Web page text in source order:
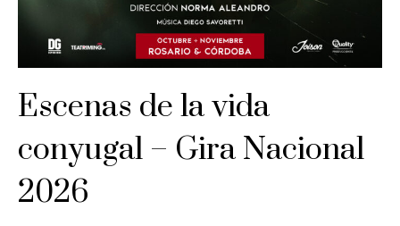
Escenas de la vida
conyugal – Gira Nacional
2026